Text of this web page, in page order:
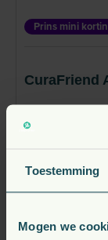
Toestemming
Mogen we
afgestemd op
Prins mini
CuraFriend
vanaf
Direct